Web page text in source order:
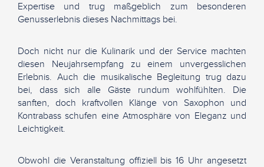
Expertise und trug maßgeblich zum besonderen
Genusserlebnis dieses Nachmittags bei.
Doch nicht nur die Kulinarik und der Service machten
diesen Neujahrsempfang zu einem unvergesslichen
Erlebnis. Auch die musikalische Begleitung trug dazu
bei, dass sich alle Gäste rundum wohlfühlten. Die
sanften, doch kraftvollen Klänge von Saxophon und
Kontrabass schufen eine Atmosphäre von Eleganz und
Leichtigkeit.
Obwohl die Veranstaltung offiziell bis 16 Uhr angesetzt